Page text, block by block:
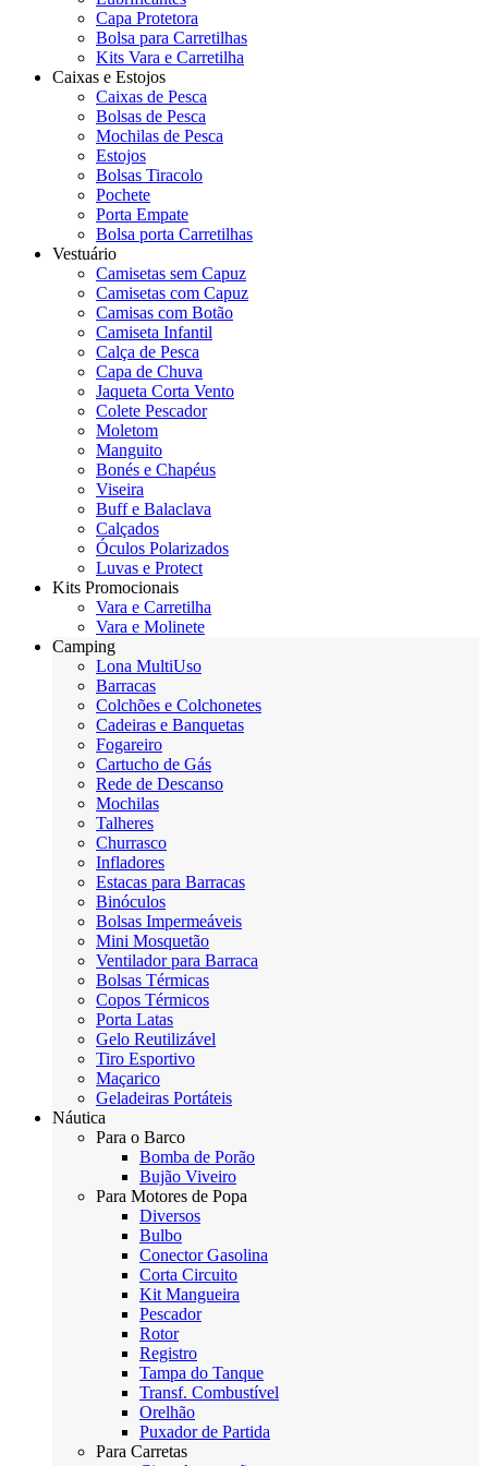
Capa Protetora
Bolsa para Carretilhas
Kits Vara e Carretilha
Caixas e Estojos
Caixas de Pesca
Bolsas de Pesca
Mochilas de Pesca
Estojos
Bolsas Tiracolo
Pochete
Porta Empate
Bolsa porta Carretilhas
Vestuário
Camisetas sem Capuz
Camisetas com Capuz
Camisas com Botão
Camiseta Infantil
Calça de Pesca
Capa de Chuva
Jaqueta Corta Vento
Colete Pescador
Moletom
Manguito
Bonés e Chapéus
Viseira
Buff e Balaclava
Calçados
Óculos Polarizados
Luvas e Protect
Kits Promocionais
Vara e Carretilha
Vara e Molinete
Camping
Lona MultiUso
Barracas
Colchões e Colchonetes
Cadeiras e Banquetas
Fogareiro
Cartucho de Gás
Rede de Descanso
Mochilas
Talheres
Churrasco
Infladores
Estacas para Barracas
Binóculos
Bolsas Impermeáveis
Mini Mosquetão
Ventilador para Barraca
Bolsas Térmicas
Copos Térmicos
Porta Latas
Gelo Reutilizável
Tiro Esportivo
Maçarico
Geladeiras Portáteis
Náutica
Para o Barco
Bomba de Porão
Bujão Viveiro
Para Motores de Popa
Diversos
Bulbo
Conector Gasolina
Corta Circuito
Kit Mangueira
Pescador
Rotor
Registro
Tampa do Tanque
Transf. Combustível
Orelhão
Puxador de Partida
Para Carretas